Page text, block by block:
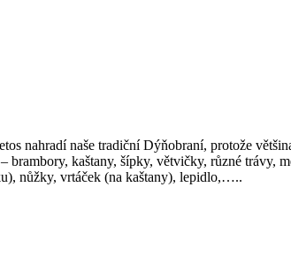
nahradí naše tradiční Dýňobraní, protože
kaštany, šípky, větvičky, různé trávy,
nůžky, vrtáček (na kaštany), lepidlo,…..